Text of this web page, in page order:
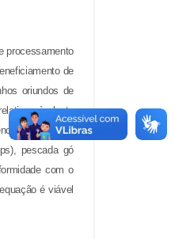
processamento
de
oriundos de
à planta
econômica.
), pescada gó
com o
é viável